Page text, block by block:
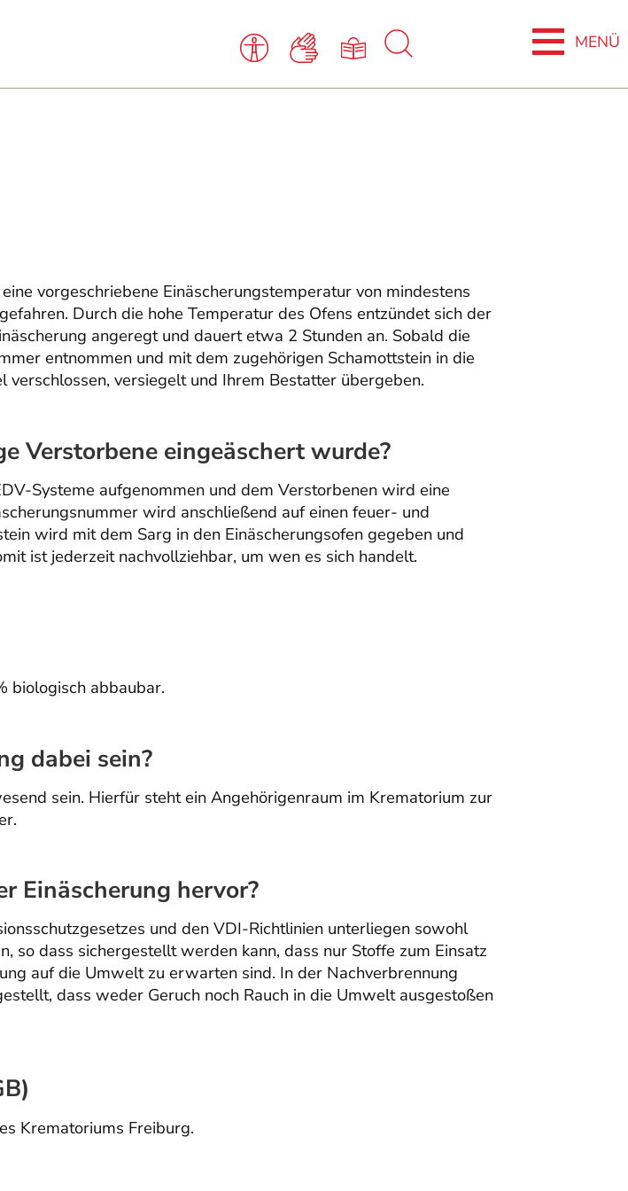
vorgeschriebene Einäscherungstemperatur von mindestens
Durch die hohe Temperatur des Ofens entzündet sich der
angeregt und dauert etwa 2 Stunden an. Sobald die
entnommen und mit dem zugehörigen Schamottstein in die
versiegelt und Ihrem Bestatter übergeben.
Verstorbene eingeäschert wurde?
Systeme aufgenommen und dem Verstorbenen wird eine
wird anschließend auf einen feuer- und
wird mit dem Sarg in den Einäscherungsofen gegeben und
ist jederzeit nachvollziehbar, um wen es sich handelt.
biologisch abbaubar.
dabei sein?
sein. Hierfür steht ein Angehörigenraum im Krematorium zur
Einäscherung hervor?
und den VDI-Richtlinien unterliegen sowohl
so dass sichergestellt werden kann, dass nur Stoffe zum Einsatz
auf die Umwelt zu erwarten sind. In der Nachverbrennung
dass weder Geruch noch Rauch in die Umwelt ausgestoßen
Krematoriums Freiburg.